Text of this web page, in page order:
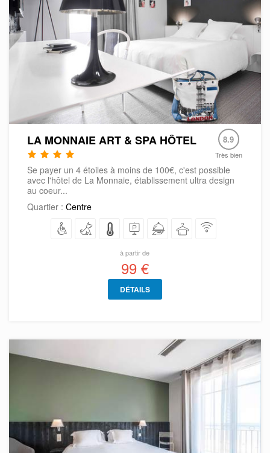
LA MONNAIE ART & SPA HÔTEL 8.9
Très bien
Se payer un 4 étoiles à moins de 100€, c'est possible
avec l'hôtel de La Monnaie, établissement ultra design
au coeur...
Quartier : Centre
à partir de
99 €
DÉTAILS